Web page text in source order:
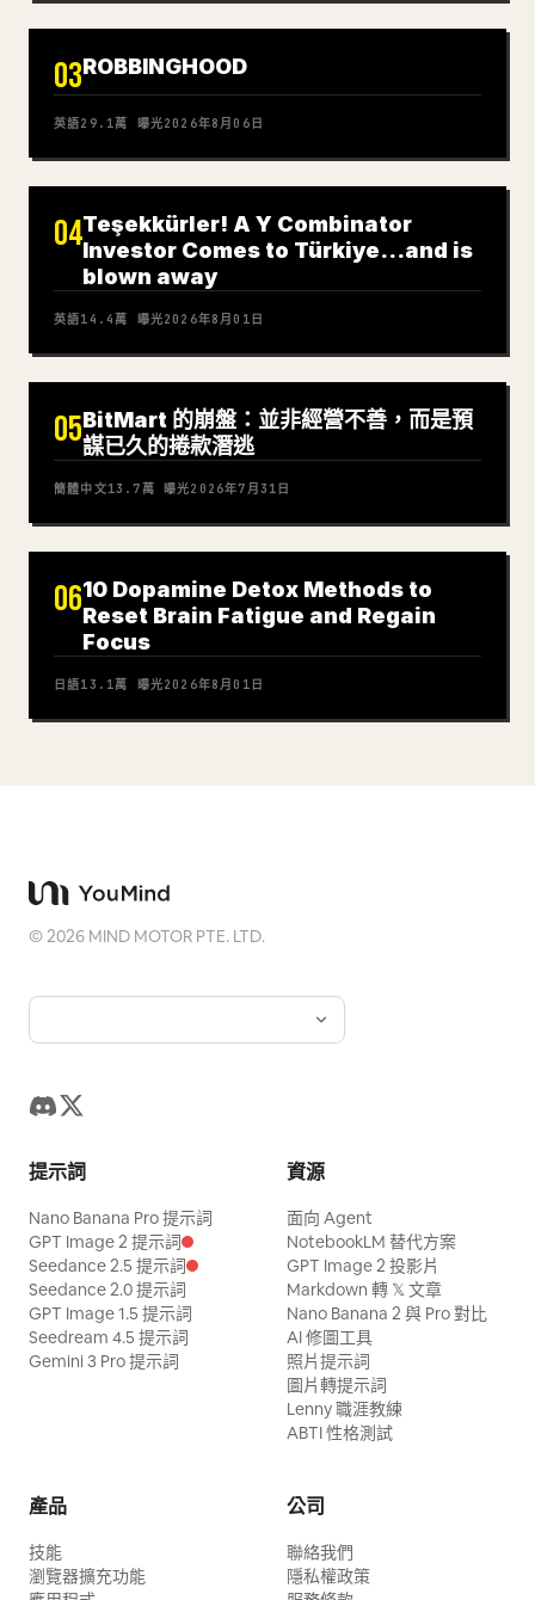
03ROBBINGHOOD
英語29.1萬 曝光2026年8月06日
04Teşekkürler! A Y Combinator
Investor Comes to Türkiye…and is
blown away
英語14.4萬 曝光2026年8月01日
05BitMart 的崩盤：並非經營不善，而是預
謀已久的捲款潛逃
簡體中文13.7萬 曝光2026年7月31日
0610 Dopamine Detox Methods to
Reset Brain Fatigue and Regain
Focus
日語13.1萬 曝光2026年8月01日
©2026 MIND MOTOR PTE. LTD.
提示詞
Nano Banana Pro 提示詞
GPT Image 2 提示詞
Seedance 2.5 提示詞
Seedance 2.0 提示詞
GPT Image 1.5 提示詞
Seedream 4.5 提示詞
Gemini 3 Pro 提示詞
資源
面向 Agent
NotebookLM 替代方案
GPT Image 2 投影片
Markdown 轉 𝕏 文章
Nano Banana 2 與 Pro 對比
AI 修圖工具
照片提示詞
圖片轉提示詞
Lenny 職涯教練
ABTI 性格測試
產品
技能
瀏覽器擴充功能
公司
聯絡我們
隱私權政策